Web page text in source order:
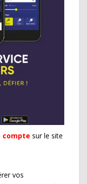
compte sur le site
vos